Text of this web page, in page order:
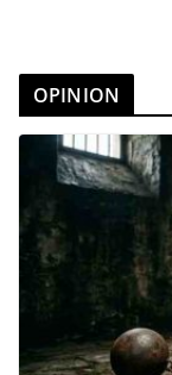
OPINION